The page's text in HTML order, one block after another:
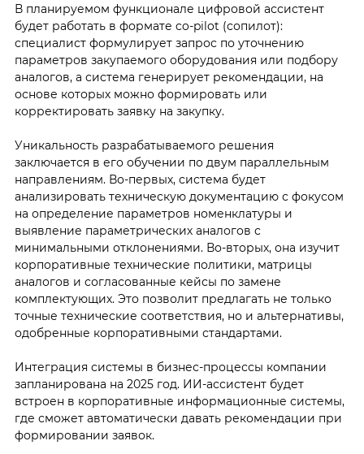
В планируемом функционале цифровой ассистент
будет работать в формате co-pilot (сопилот):
специалист формулирует запрос по уточнению
параметров закупаемого оборудования или подбору
аналогов, а система генерирует рекомендации, на
основе которых можно формировать или
корректировать заявку на закупку.
Уникальность разрабатываемого решения
заключается в его обучении по двум параллельным
направлениям. Во-первых, система будет
анализировать техническую документацию с фокусом
на определение параметров номенклатуры и
выявление параметрических аналогов с
минимальными отклонениями. Во-вторых, она изучит
корпоративные технические политики, матрицы
аналогов и согласованные кейсы по замене
комплектующих. Это позволит предлагать не только
точные технические соответствия, но и альтернативы,
одобренные корпоративными стандартами.
Интеграция системы в бизнес-процессы компании
запланирована на 2025 год. ИИ-ассистент будет
встроен в корпоративные информационные системы,
где сможет автоматически давать рекомендации при
формировании заявок.